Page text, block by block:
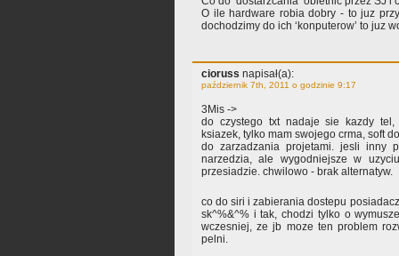
O ile hardware robia dobry - to juz
dochodzimy do ich ‘konputerow’ to juz
cioruss napisał(a):
październik 7th, 2011 o godzinie 9:17
3Mis ->
do czystego txt nadaje sie kazdy
ksiazek, tylko mam swojego crma, soft
do zarzadzania projetami. jesli inny
narzedzia, ale wygodniejsze w
przesiadzie. chwilowo - brak alternatyw.
co do siri i zabierania dostepu
sk^%&^% i tak, chodzi tylko o
wczesniej, ze jb moze ten problem
pelni.